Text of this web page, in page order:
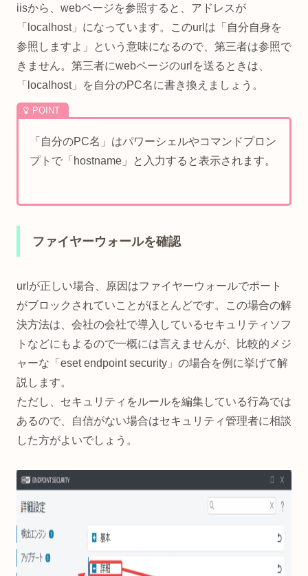
iisから、webページを参照すると、アドレスが
「localhost」になっています。このurlは「自分自身を
参照しますよ」という意味になるので、第三者は参照で
きません。第三者にwebページのurlを送るときは、
「localhost」を自分のPC名に書き換えましょう。
「自分のPC名」はパワーシェルやコマンドプロン
プトで「hostname」と入力すると表示されます。
ファイヤーウォールを確認
urlが正しい場合、原因はファイヤーウォールでポート
がブロックされていことがほとんどです。この場合の解
決方法は、会社の会社で導入しているセキュリティソフ
トなどにもよるので一概には言えませんが、比較的メジ
ャーな「eset endpoint security」の場合を例に挙げて解
説します。
ただし、セキュリティをルールを編集している行為では
あるので、自信がない場合はセキュリティ管理者に相談
した方がよいでしょう。